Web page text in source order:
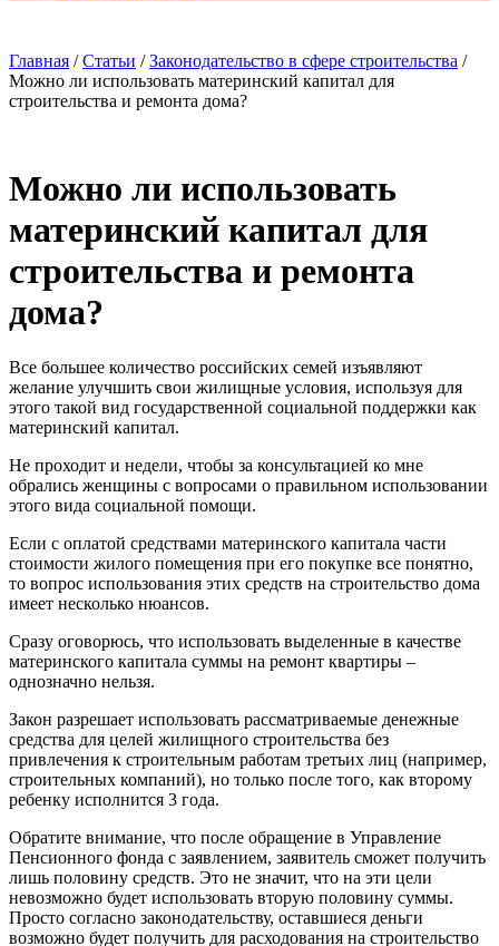
Главная /Статьи /Законодательство в сфере строительства /
Можно ли использовать материнский капитал для
строительства и ремонта дома?
Можно ли использовать
материнский капитал для
строительства и ремонта
дома?
Все большее количество российских семей изъявляют
желание улучшить свои жилищные условия, используя для
этого такой вид государственной социальной поддержки как
материнский капитал.
Не проходит и недели, чтобы за консультацией ко мне
обрались женщины с вопросами о правильном использовании
этого вида социальной помощи.
Если с оплатой средствами материнского капитала части
стоимости жилого помещения при его покупке все понятно,
то вопрос использования этих средств на строительство дома
имеет несколько нюансов.
Сразу оговорюсь, что использовать выделенные в качестве
материнского капитала суммы на ремонт квартиры –
однозначно нельзя.
Закон разрешает использовать рассматриваемые денежные
средства для целей жилищного строительства без
привлечения к строительным работам третьих лиц (например,
строительных компаний), но только после того, как второму
ребенку исполнится 3 года.
Обратите внимание, что после обращение в Управление
Пенсионного фонда с заявлением, заявитель сможет получить
лишь половину средств. Это не значит, что на эти цели
невозможно будет использовать вторую половину суммы.
Просто согласно законодательству, оставшиеся деньги
возможно будет получить для расходования на строительство